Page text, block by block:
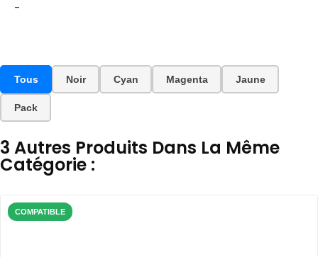
-
Tous Noir Cyan Magenta Jaune
Pack
3 Autres Produits Dans La Même
Catégorie :
COMPATIBLE